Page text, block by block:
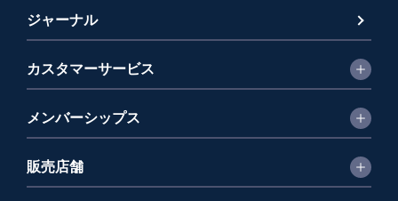
ジャーナル
カスタマーサービス
メンバーシップス
販売店舗